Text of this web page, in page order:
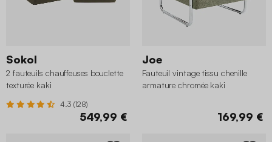
Sokol
2 fauteuils chauffeuses bouclette
texturée kaki
4.3 (128)
549,99 €
Joe
Fauteuil vintage tissu chenille
armature chromée kaki
169,99 €